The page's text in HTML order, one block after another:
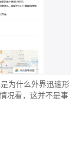
为什么外界迅速形
况看，这并不是事